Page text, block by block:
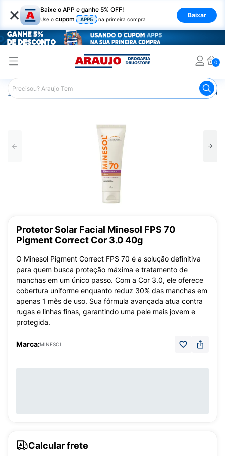
× Baixe o APP e ganhe 5% OFF!
Use o cupom APP5 na primeira compra
Baixar
0
Araujo Dermocosméticos
Protetor Solar Facial Minesol FPS 70
Pigment Correct Cor 3.0 40g
O Minesol Pigment Correct FPS 70 é a solução definitiva
para quem busca proteção máxima e tratamento de
manchas em um único passo. Com a Cor 3.0, ele oferece
cobertura uniforme enquanto reduz 30% das manchas em
apenas 1 mês de uso. Sua fórmula avançada atua contra
rugas e linhas finas, garantindo uma pele mais jovem e
protegida.
Marca:MINESOL
Calcular frete